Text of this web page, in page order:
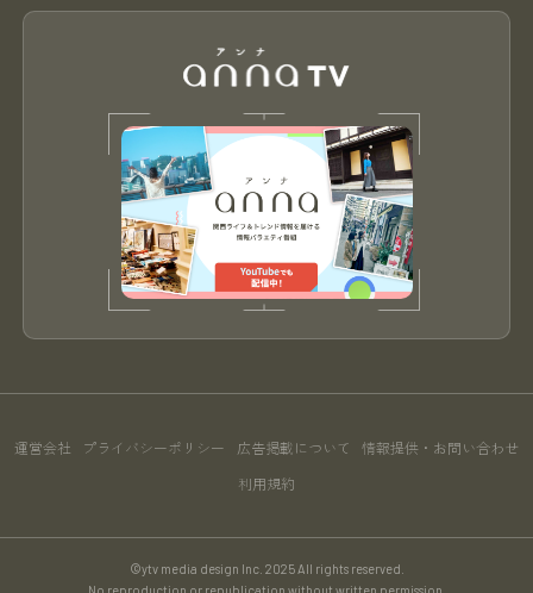
運営会社 プライバシーポリシー 広告掲載について 情報提供・お問い合わせ
利用規約
©ytv media design Inc. 2025 All rights reserved.